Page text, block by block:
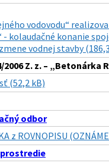
vodovodu“
- kolaudačné konanie
vodnej stavby
Z. z. – „Betonárka
(52,2 kB)
odbor
z ROVNOPISU